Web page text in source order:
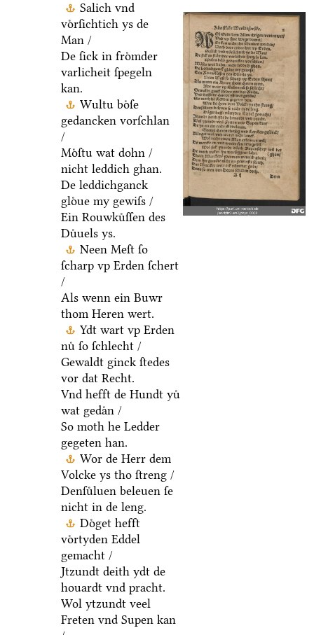
Salich vnd
voͤrſichtich ys de
Man /
De ſick in froͤmder
varlicheit ſpegeln
kan.
Wultu boͤſe
gedancken vorſchlan
/
Moͤſtu wat dohn /
nicht leddich ghan.
De leddichganck
gloͤue my gewiſs /
Ein Rouwkuͤſſen des
Duͤuels ys.
Neen Meſt ſo
ſcharp vp Erden ſchert
/
Als wenn ein Buwr
thom Heren wert.
Ydt wart vp Erden
nuͤ ſo ſchlecht /
Gewaldt ginck ſtedes
vor dat Recht.
Vnd hefft de Hundt yuͤ
wat gedaͤn /
So moth he Ledder
gegeten han.
Wor de Herr dem
Volcke ys tho ſtreng /
Denſuͤluen beleuen ſe
nicht in de leng.
Doͤget hefft
voͤrtyden Eddel
gemacht /
Jtzundt deith ydt de
houardt vnd pracht.
Wol ytzundt veel
Freten vnd Supen kan